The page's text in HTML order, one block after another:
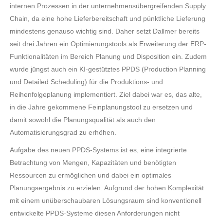
internen Prozessen in der unternehmensübergreifenden Supply
Chain, da eine hohe Lieferbereitschaft und pünktliche Lieferung
mindestens genauso wichtig sind. Daher setzt Dallmer bereits
seit drei Jahren ein Optimierungstools als Erweiterung der ERP-
Funktionalitäten im Bereich Planung und Disposition ein. Zudem
wurde jüngst auch ein KI-gestütztes PPDS (Production Planning
und Detailed Scheduling) für die Produktions- und
Reihenfolgeplanung implementiert. Ziel dabei war es, das alte,
in die Jahre gekommene Feinplanungstool zu ersetzen und
damit sowohl die Planungsqualität als auch den
Automatisierungsgrad zu erhöhen.
Aufgabe des neuen PPDS-Systems ist es, eine integrierte
Betrachtung von Mengen, Kapazitäten und benötigten
Ressourcen zu ermöglichen und dabei ein optimales
Planungsergebnis zu erzielen. Aufgrund der hohen Komplexität
mit einem unüberschaubaren Lösungsraum sind konventionell
entwickelte PPDS-Systeme diesen Anforderungen nicht